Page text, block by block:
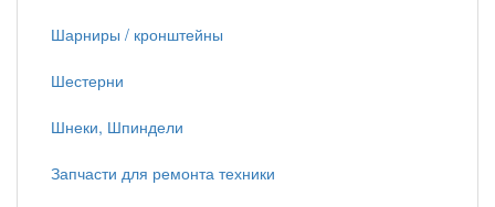
Шарниры / кронштейны
Шестерни
Шнеки, Шпиндели
Запчасти для ремонта техники